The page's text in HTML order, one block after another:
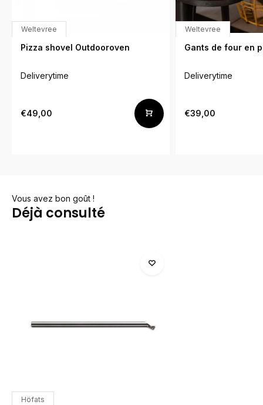
Weltevree
Pizza shovel Outdooroven
Deliverytime
€49,00
Weltevree
Gants de four en
Deliverytime
€39,00
Vous avez bon goût !
Déjà consulté
Höfats